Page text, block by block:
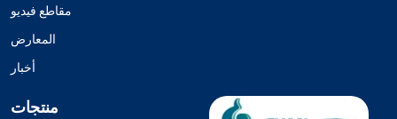
مقاطع فيديو
المعارض
أخبار
منتجات